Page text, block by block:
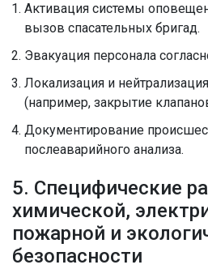
Активация системы
вызов спасательных бригад.
Эвакуация персонала
Локализация и
(например, закрытие
Документирование
послеаварийного анализа.
5. Специфические
химической,
пожарной и
безопасности